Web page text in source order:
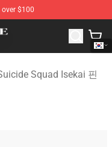
$100
Suicide Squad
Squad Isekai 핀